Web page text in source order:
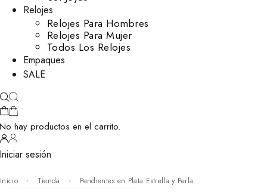
Relojes
Relojes Para Hombres
Relojes Para Mujer
Todos Los Relojes
Empaques
SALE
hay productos en el carrito.
sesión
Inicio Tienda Pendientes en Plata Estrella y Perla